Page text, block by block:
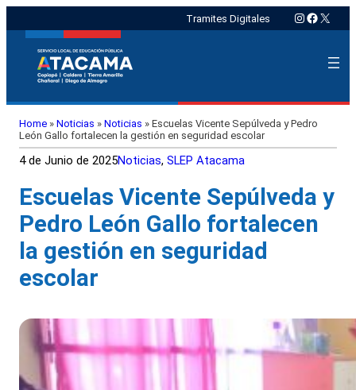
Tramites Digitales Instagram
X
Home » Noticias » Noticias » Escuelas Vicente Sepúlveda y Pedro
León Gallo fortalecen la gestión en seguridad escolar
4 de Junio de 2025Noticias, SLEP Atacama
Escuelas Vicente Sepúlveda y
Pedro León Gallo fortalecen
la gestión en seguridad
escolar